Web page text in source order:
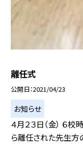
離任式
公開日 2021/04/23
お知らせ
４月２３日（金） ６
ら離任された先生方